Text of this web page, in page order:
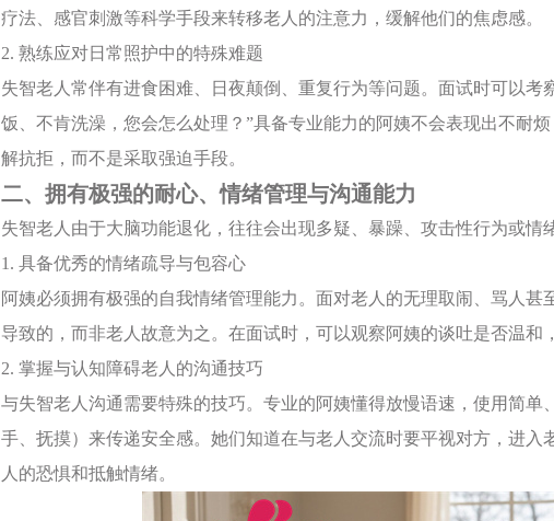
疗法、感官刺激等科学手段来转移老人的注意力，缓解他们的焦虑感。
2. 熟练应对日常照护中的特殊难题
失智老人常伴有进食困难、日夜颠倒、重复行为等问题。面试时可以
饭、不肯洗澡，您会怎么处理？”具备专业能力的阿姨不会表现出不耐
解抗拒，而不是采取强迫手段。
二、拥有极强的耐心、情绪管理与沟通能力
失智老人由于大脑功能退化，往往会出现多疑、暴躁、攻击性行为或情
1. 具备优秀的情绪疏导与包容心
阿姨必须拥有极强的自我情绪管理能力。面对老人的无理取闹、骂人
导致的，而非老人故意为之。在面试时，可以观察阿姨的谈吐是否温和
2. 掌握与认知障碍老人的沟通技巧
与失智老人沟通需要特殊的技巧。专业的阿姨懂得放慢语速，使用简
手、抚摸）来传递安全感。她们知道在与老人交流时要平视对方，进入
人的恐惧和抵触情绪。